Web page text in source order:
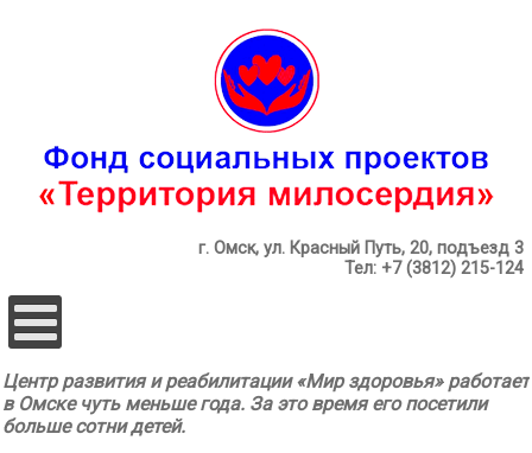
г. Омск, ул. Красный Путь, 20, подъезд 3
Тел: +7 (3812) 215-124
Центр развития и реабилитации «Мир здоровья» работает
в Омске чуть меньше года. За это время его посетили
больше сотни детей.